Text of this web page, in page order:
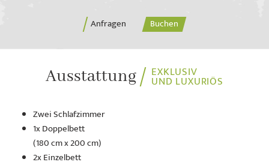
Anfragen Buchen
Ausstattung EXKLUSIV
UND LUXURIÖS
Zwei Schlafzimmer
1x Doppelbett
(180 cm x 200 cm)
2x Einzelbett